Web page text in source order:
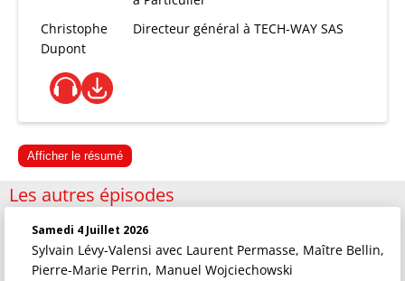
Christophe
Dupont
Directeur général à TECH-WAY SAS
Afficher le résumé
Les autres épisodes
Samedi 4 Juillet 2026
Sylvain Lévy-Valensi avec Laurent Permasse, Maître Bellin,
Pierre-Marie Perrin, Manuel Wojciechowski